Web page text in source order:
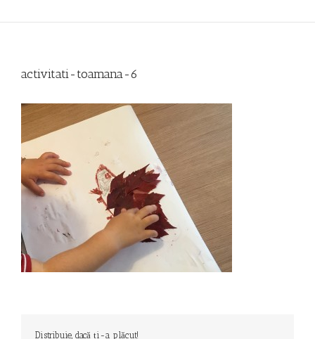
activitati-toamana-6
Distribuie, dacă ți-a plăcut!